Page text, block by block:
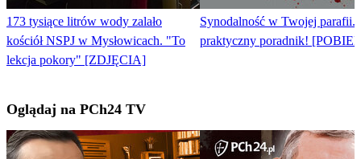
173 tysiące litrów wody zalało
kościół NSPJ w Mysłowicach. "To
lekcja pokory" [ZDJĘCIA]
Synodalność w Twojej parafii.
praktyczny poradnik!
Oglądaj na PCh24 TV